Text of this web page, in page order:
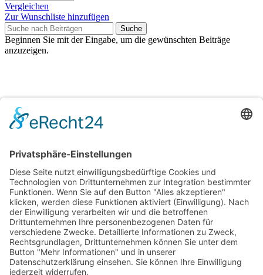
Vergleichen
Zur Wunschliste hinzufügen
Suche
Beginnen Sie mit der Eingabe, um die gewünschten Beiträge
anzuzeigen.
Kostenloser Versand ab 75,- €
Handgefertigt in Europa